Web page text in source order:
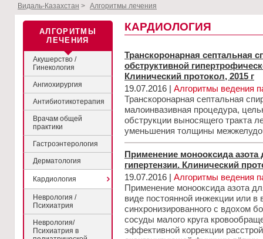
Видаль-Казахстан > Алгоритмы лечения
АЛГОРИТМЫ
ЛЕЧЕНИЯ
Акушерство /
Гинекология
Ангиохирургия
Антибиотикотерапия
Врачам общей
практики
Гастроэнтерология
Дерматология
Кардиология
Неврология /
Психиатрия
Неврология/
Психиатрия в
КАРДИОЛОГИЯ
Транскоронарная септальная
обструктивной
Клинический протокол, 2015 г
19.07.2016 | Алгоритмы ведения
Транскоронарная септальная
малоинвазивная процедура,
обструкции выносящего тракта
уменьшения толщины
Применение монооксида азота
гипертензии. Клинический
19.07.2016 | Алгоритмы ведения
Применение монооксида азота
виде постоянной инжекции или в
синхронизированного с вдохом
сосуды малого круга
эффективной коррекции